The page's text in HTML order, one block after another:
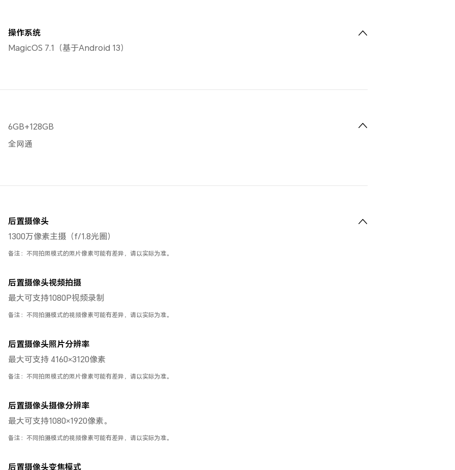
操作系统
MagicOS 7.1（基于Android 13）
6GB+128GB
全网通
后置摄像头
1300万像素主摄（f/1.8光圈）
备注：不同拍照模式的照片像素可能有差异，请以实际为准。
后置摄像头视频拍摄
最大可支持1080P视频录制
备注：不同拍摄模式的视频像素可能有差异，请以实际为准。
后置摄像头照片分辨率
最大可支持 4160×3120像素
备注：不同拍照模式的照片像素可能有差异，请以实际为准。
后置摄像头摄像分辨率
最大可支持1080×1920像素。
备注：不同拍摄模式的视频像素可能有差异，请以实际为准。
后置摄像头变焦模式